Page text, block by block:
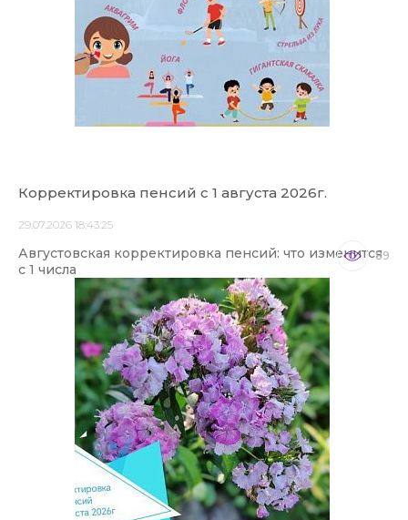
Корректировка пенсий с 1 августа 2026г.
29.07.2026 18:43:25
Августовская корректировка пенсий: что изменится
с 1 числа
89